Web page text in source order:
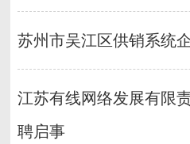
苏州市吴江区供销系统
江苏有线网络发展有限
聘启事